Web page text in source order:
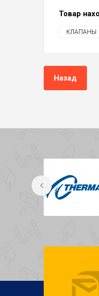
Товар
КЛАПАНЫ
Назад